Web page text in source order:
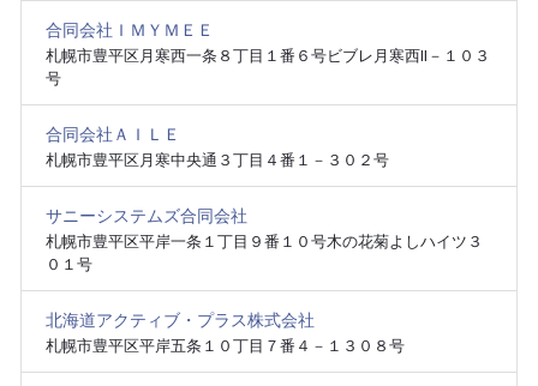
合同会社ＩＭＹＭＥＥ
札幌市豊平区月寒西一条８丁目１番６号ビブレ月寒西Ⅱ－１０３
号
合同会社ＡＩＬＥ
札幌市豊平区月寒中央通３丁目４番１－３０２号
サニーシステムズ合同会社
札幌市豊平区平岸一条１丁目９番１０号木の花菊よしハイツ３
０１号
北海道アクティブ・プラス株式会社
札幌市豊平区平岸五条１０丁目７番４－１３０８号